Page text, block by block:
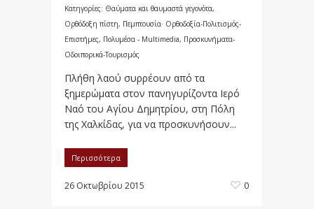
Κατηγορίες: Θαύματα και θαυμαστά γεγονότα,
Ορθόδοξη πίστη, Πεμπτουσία· Ορθοδοξία-Πολιτισμός-
Επιστήμες, Πολυμέσα - Multimedia, Προσκυνήματα-
Οδοιπορικά-Τουρισμός
Πλήθη λαού συρρέουν από τα
ξημερώματα στον πανηγυρίζοντα Ιερό
Ναό του Αγίου Δημητρίου, στη Πόλη
της Χαλκίδας, για να προσκυνήσουν...
Περισσότερα
26 Οκτωβρίου 2015 0